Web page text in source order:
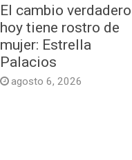
El cambio verdadero
hoy tiene rostro de
mujer: Estrella
Palacios
agosto 6, 2026